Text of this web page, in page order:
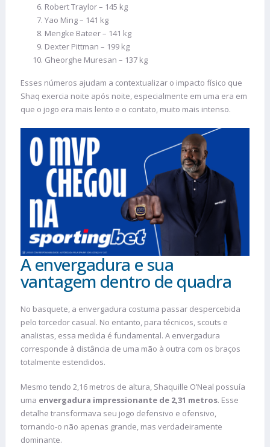
Robert Traylor – 145 kg
Yao Ming – 141 kg
Mengke Bateer – 141 kg
Dexter Pittman – 199 kg
Gheorghe Muresan – 137 kg
Esses números ajudam a contextualizar o impacto físico que
Shaq exercia noite após noite, especialmente em uma era em
que o jogo era mais lento e o contato, muito mais intenso.
A envergadura e sua
vantagem dentro de quadra
No basquete, a envergadura costuma passar despercebida
pelo torcedor casual. No entanto, para técnicos, scouts e
analistas, essa medida é fundamental. A envergadura
corresponde à distância de uma mão à outra com os braços
totalmente estendidos.
Mesmo tendo 2,16 metros de altura, Shaquille O’Neal possuía
uma envergadura impressionante de 2,31 metros. Esse
detalhe transformava seu jogo defensivo e ofensivo,
tornando-o não apenas grande, mas verdadeiramente
dominante.